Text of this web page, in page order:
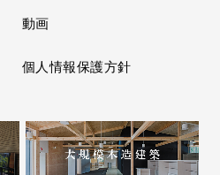
動画
個人情報保護方針